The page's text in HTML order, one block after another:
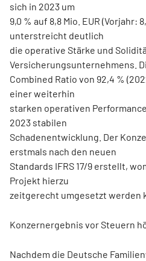
sich in 2023 um
9,0 % auf 8,8 Mio. EUR (Vorjahr:
unterstreicht deutlich
die operative Stärke und
Versicherungsunternehmens.
Combined Ratio von 92,4 %
einer weiterhin
starken operativen
2023 stabilen
Schadenentwicklung. Der
erstmals nach den neuen
Standards IFRS 17/9 erstellt,
Projekt hierzu
zeitgerecht umgesetzt werden
Konzernergebnis vor Steuern
Nachdem die Deutsche